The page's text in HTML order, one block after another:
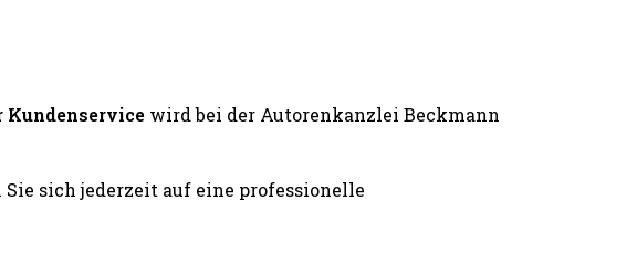
Kundenservice wird bei der Autorenkanzlei Beckmann